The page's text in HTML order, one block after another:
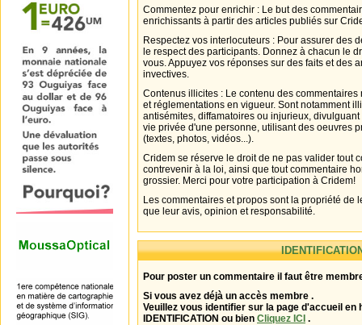
Commentez pour enrichir : Le but des
enrichissants à partir des articles publiés sur
Respectez vos interlocuteurs : Pour assurer des
le respect des participants. Donnez à chacun le
vous. Appuyez vos réponses sur des faits et des
invectives.
Contenus illicites : Le contenu des
et réglementations en vigueur. Sont notamment
antisémites, diffamatoires ou injurieux,
vie privée d'une personne, utilisant des oeuvres
(textes, photos, vidéos...).
Cridem se réserve le droit de ne pas valider tout
contrevenir à la loi, ainsi que tout commentaire
grossier. Merci pour votre participation à Cridem!
Les commentaires et propos sont la propriété de
que leur avis, opinion et responsabilité.
Pour poster un commentaire il faut être
Si vous avez déjà un accès membre .
Veuillez vous identifier sur la page d'accueil en
IDENTIFICATION ou bien Cliquez ICI .